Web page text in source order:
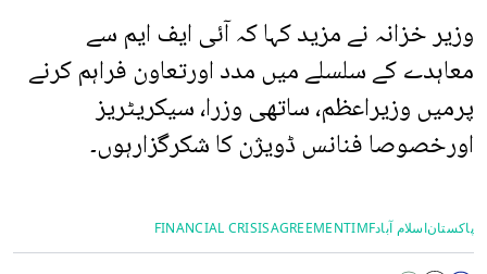
وزیر خزانہ نے مزید کہا کہ آئی ایف ایم سے
معاہدے کے سلسلے میں مدد اورتعاون فراہم کرنے
پرمیں وزیراعظم، ساتھی وزرا، سیکریٹریز
اورخصوصا فنانس ڈویژن کا شکرگزارہوں۔
پاکستاناسلام آبادIMF
AGREEMENT
FINANCIAL CRISIS